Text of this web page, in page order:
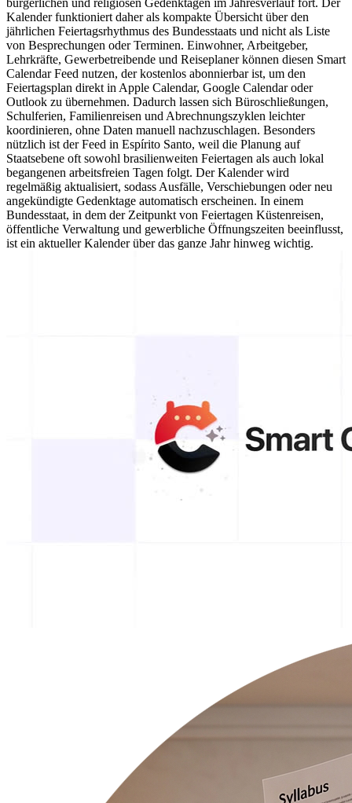
bürgerlichen und religiösen Gedenktagen im Jahresverlauf fort. Der
Kalender funktioniert daher als kompakte Übersicht über den
jährlichen Feiertagsrhythmus des Bundesstaats und nicht als Liste
von Besprechungen oder Terminen. Einwohner, Arbeitgeber,
Lehrkräfte, Gewerbetreibende und Reiseplaner können diesen Smart
Calendar Feed nutzen, der kostenlos abonnierbar ist, um den
Feiertagsplan direkt in Apple Calendar, Google Calendar oder
Outlook zu übernehmen. Dadurch lassen sich Büroschließungen,
Schulferien, Familienreisen und Abrechnungszyklen leichter
koordinieren, ohne Daten manuell nachzuschlagen. Besonders
nützlich ist der Feed in Espírito Santo, weil die Planung auf
Staatsebene oft sowohl brasilienweiten Feiertagen als auch lokal
begangenen arbeitsfreien Tagen folgt. Der Kalender wird
regelmäßig aktualisiert, sodass Ausfälle, Verschiebungen oder neu
angekündigte Gedenktage automatisch erscheinen. In einem
Bundesstaat, in dem der Zeitpunkt von Feiertagen Küstenreisen,
öffentliche Verwaltung und gewerbliche Öffnungszeiten beeinflusst,
ist ein aktueller Kalender über das ganze Jahr hinweg wichtig.